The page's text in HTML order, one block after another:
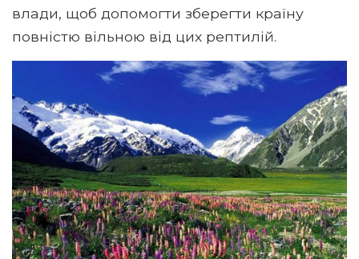
влади, щоб допомогти зберегти країну
повністю вільною від цих рептилій.